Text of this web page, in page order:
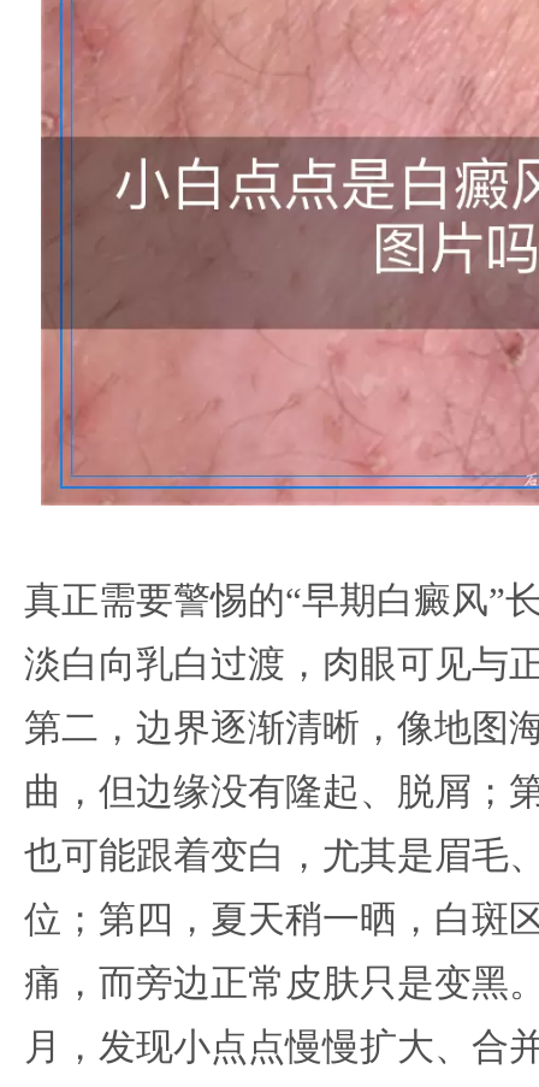
真正需要警惕的“早期白癜风”
淡白向乳白过渡，肉眼可见与
第二，边界逐渐清晰，像地图
曲，但边缘没有隆起、脱屑；
也可能跟着变白，尤其是眉毛
位；第四，夏天稍一晒，白斑
痛，而旁边正常皮肤只是变黑
月，发现小点点慢慢扩大、合